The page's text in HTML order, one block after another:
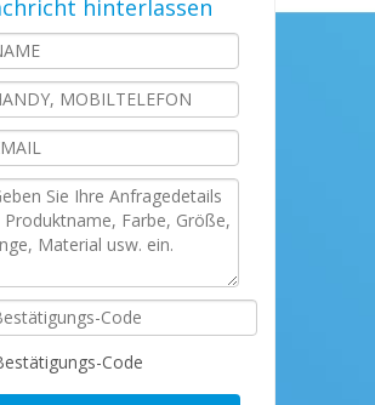
hinterlassen